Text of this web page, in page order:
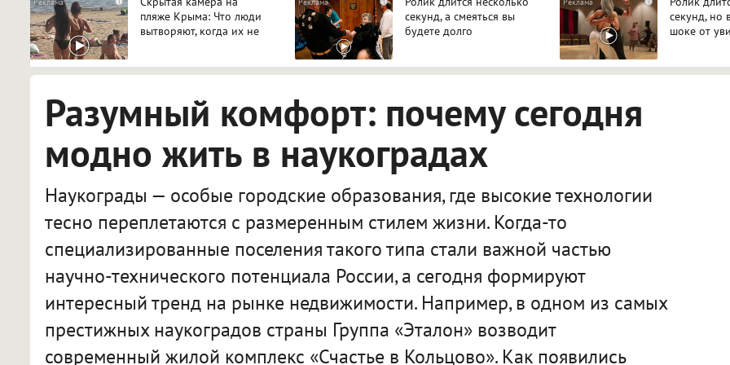
пляже Крыма: Что люди
вытворяют, когда их не
секунд, а смеяться вы
будете долго
секунд, но
шоке от
Разумный комфорт: почему сегодня
модно жить в наукоградах
Наукограды — особые городские образования, где высокие технологии
тесно переплетаются с размеренным стилем жизни. Когда-то
специализированные поселения такого типа стали важной частью
научно-технического потенциала России, а сегодня формируют
интересный тренд на рынке недвижимости. Например, в одном из самых
престижных наукоградов страны Группа «Эталон» возводит
современный жилой комплекс «Счастье в Кольцово». Как появились